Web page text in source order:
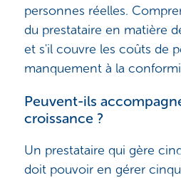
personnes réelles.
du prestataire en matière
et s'il couvre les coûts de
manquement à la
Peuvent-ils
croissance ?
Un prestataire qui gère
doit pouvoir en gérer